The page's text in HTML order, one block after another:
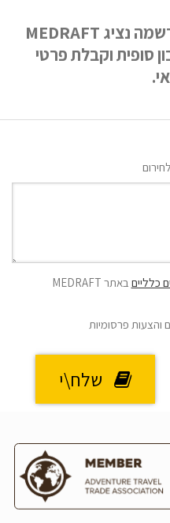
לאחר קבלת טופס ההרשמה נציג MEDRAFT
סופית וקבלת פרטי
כלליים באתר MEDRAFT
והצעות פרסומיות
שלח\י